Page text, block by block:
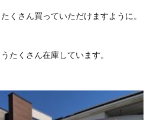
くさん買っていただけますように。
たくさん在庫しています。